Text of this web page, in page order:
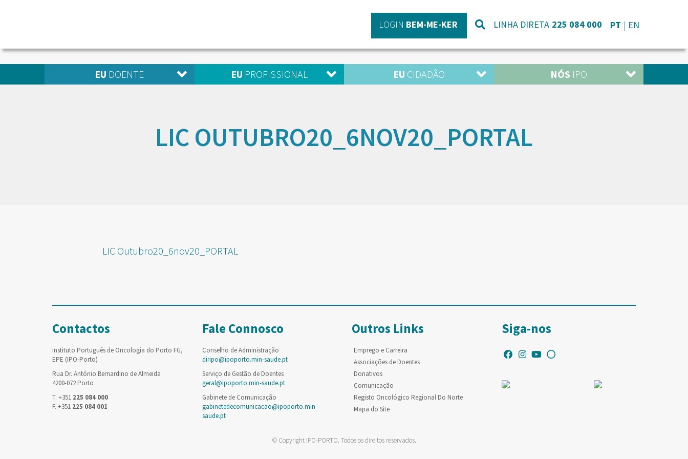
LOGIN BEM-ME-KER LINHA DIRETA 225 084 000 PT EN
EU DOENTE EU PROFISSIONAL EU CIDADÃO NÓS IPO
LIC OUTUBRO20_6NOV20_PORTAL
LIC Outubro20_6nov20_PORTAL
Contactos
Instituto Português de Oncologia do Porto FG,
EPE (IPO-Porto)
Rua Dr. António Bernardino de Almeida
4200-072 Porto
T. +351 225 084 000
F. +351 225 084 001
Fale Connosco
Conselho de Administração
diripo@ipoporto.min-saude.pt
Serviço de Gestão de Doentes
geral@ipoporto.min-saude.pt
Gabinete de Comunicação
gabinetedecomunicacao@ipoporto.min-
saude.pt
Outros Links
Emprego e Carreira
Associações de Doentes
Donativos
Comunicação
Registo Oncológico Regional Do Norte
Mapa do Site
Siga-nos
© Copyright IPO-PORTO. Todos os direitos reservados.